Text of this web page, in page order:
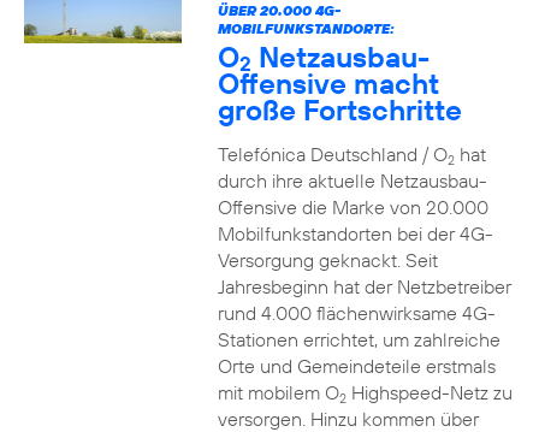
ÜBER 20.000 4G-
MOBILFUNKSTANDORTE:
O2 Netzausbau-
Offensive macht
große Fortschritte
Telefónica Deutschland / O2hat
durch ihre aktuelle Netzausbau-
Offensive die Marke von 20.000
Mobilfunkstandorten bei der 4G-
Versorgung geknackt. Seit
Jahresbeginn hat der Netzbetreiber
rund 4.000 flächenwirksame 4G-
Stationen errichtet, um zahlreiche
Orte und Gemeindeteile erstmals
mit mobilem O2Highspeed-Netz zu
versorgen. Hinzu kommen über